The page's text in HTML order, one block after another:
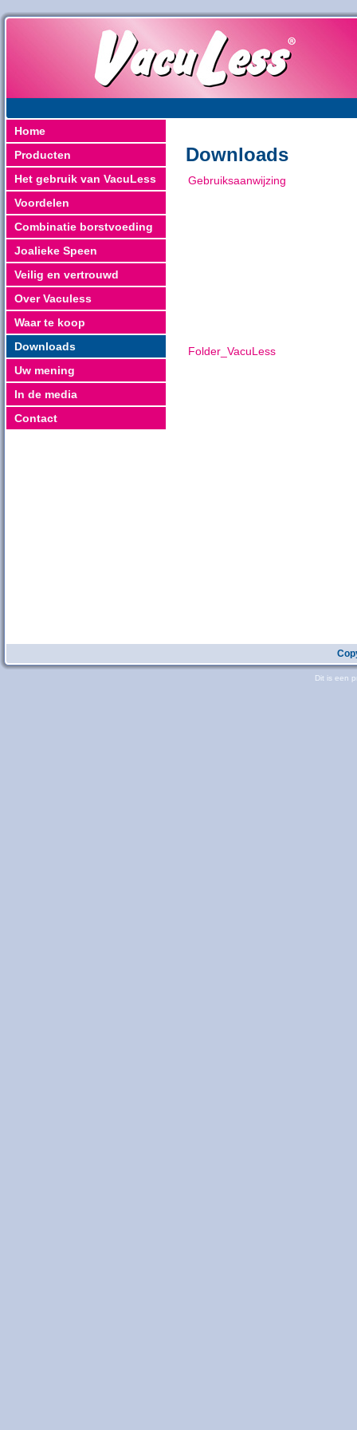
Home
Producten
Het gebruik van VacuLess
Voordelen
Combinatie borstvoeding
Joalieke Speen
Veilig en vertrouwd
Over Vaculess
Waar te koop
Downloads
Uw mening
In de media
Contact
Downloads
Gebruiksaanwijzing
Folder_VacuLess
Dit is een